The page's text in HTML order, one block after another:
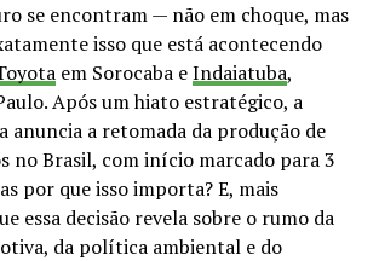
se encontram — não em choque, mas
isso que está acontecendo
em Sorocaba eIndaiatuba,
Após um hiato estratégico, a
anuncia a retomada da produção de
no Brasil, com início marcado para 3
por que isso importa? E, mais
essa decisão revela sobre o rumo da
da política ambiental e do